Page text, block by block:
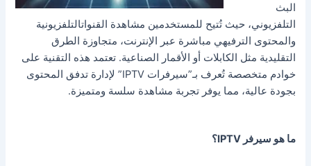
البث
التلفزيوني، حيث تُتيح للمستخدمين مشاهدة القنواتالتلفزيونية
والمحتوى الترفيهي مباشرة عبر الإنترنت، متجاوزة الطرق
التقليدية مثل الكابلات أو الأقمار الصناعية. تعتمد هذه التقنية على
خوادم متخصصة تُعرف بـ”سيرفرات IPTV” لإدارة تدفق المحتوى
بجودة عالية، مما يوفر تجربة مشاهدة سلسة ومتميزة.
ما هو سيرفر IPTV؟